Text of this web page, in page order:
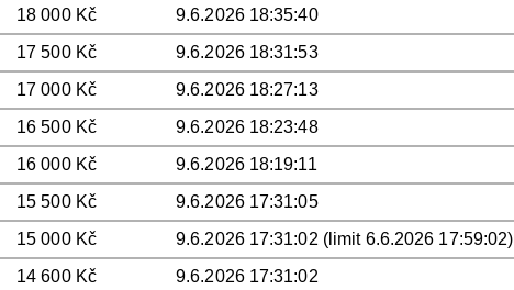
18 000 Kč
9.6.2026 18:35:40
17 500 Kč
9.6.2026 18:31:53
17 000 Kč
9.6.2026 18:27:13
16 500 Kč
9.6.2026 18:23:48
16 000 Kč
9.6.2026 18:19:11
15 500 Kč
9.6.2026 17:31:05
15 000 Kč
9.6.2026 17:31:02 (limit 6.6.2026 17:59:02)
14 600 Kč
9.6.2026 17:31:02